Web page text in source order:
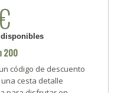
disponibles
200
código de descuento
una cesta detalle